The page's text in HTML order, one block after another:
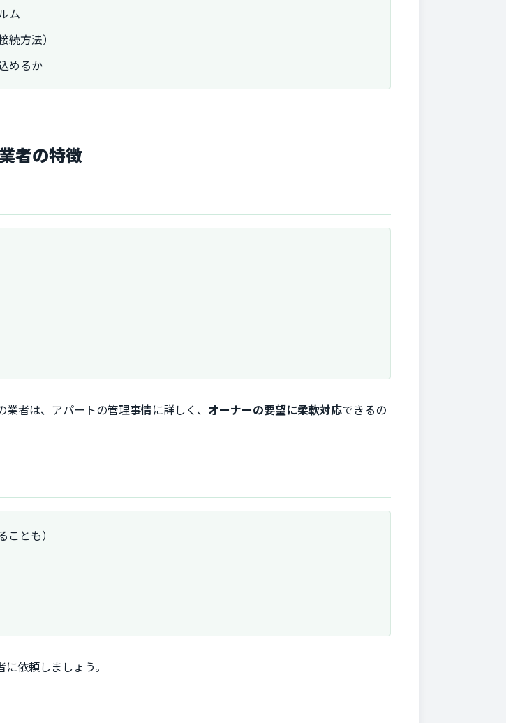
ム
方法）
めるか
者の特徴
業者は、アパートの管理事情に詳しく、 オーナーの要望に柔軟対応できるの
とも）
依頼しましょう。